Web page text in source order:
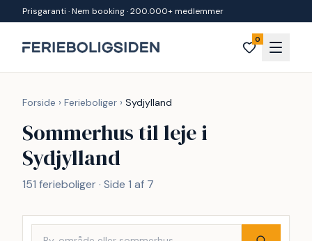
Spring til indhold
Prisgaranti · Nem booking · 200.000+ medlemmer
0
Forside › Ferieboliger › Sydjylland
Sommerhus til leje i
Sydjylland
151 ferieboliger · Side 1 af 7